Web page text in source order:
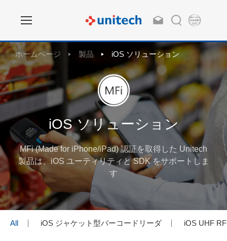
ホームページ 製品 iOS ソリューション
iOS ソリューション
MFi (Made for iPhone/iPad) 認証を取得した Unitech
製品は、iOS ユーティリティと SDK をサポートしま
す
All iOS ジャケット型バーコードリーダ iOS UHF